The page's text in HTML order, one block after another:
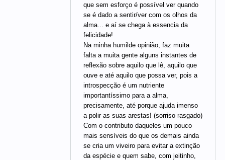
que sem esforço é possível ver quando
se é dado a sentir/ver com os olhos da
alma... e aí se chega à essencia da
felicidade!
Na minha humilde opinião, faz muita
falta a muita gente alguns instantes de
reflexão sobre aquilo que lê, aquilo que
ouve e até aquilo que possa ver, pois a
introspecção é um nutriente
importantíssimo para a alma,
precisamente, até porque ajuda imenso
a polir as suas arestas! (sorriso rasgado)
Com o contributo daqueles um pouco
mais sensíveis do que os demais ainda
se cria um viveiro para evitar a extinção
da espécie e quem sabe, com jeitinho,